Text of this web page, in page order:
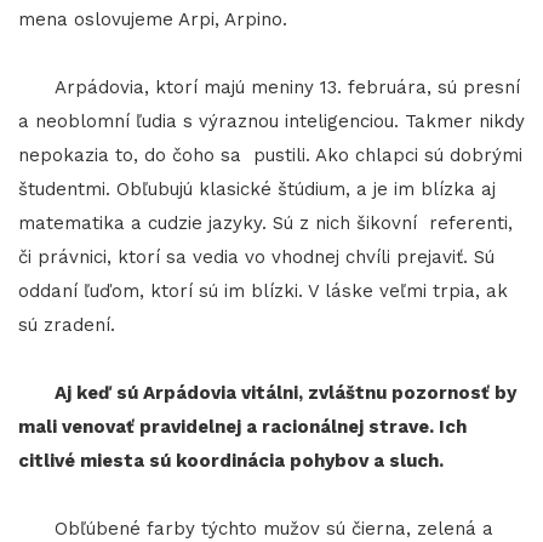
mena oslovujeme Arpi, Arpino.
Arpádovia, ktorí majú meniny 13. februára, sú presní
a neoblomní ľudia s výraznou inteligenciou. Takmer nikdy
nepokazia to, do čoho sa pustili. Ako chlapci sú dobrými
študentmi. Obľubujú klasické štúdium, a je im blízka aj
matematika a cudzie jazyky. Sú z nich šikovní referenti,
či právnici, ktorí sa vedia vo vhodnej chvíli prejaviť. Sú
oddaní ľuďom, ktorí sú im blízki. V láske veľmi trpia, ak
sú zradení.
Aj keď sú Arpádovia vitálni, zvláštnu pozornosť by
mali venovať pravidelnej a racionálnej strave. Ich
citlivé miesta sú koordinácia pohybov a sluch.
Obľúbené farby týchto mužov sú čierna, zelená a